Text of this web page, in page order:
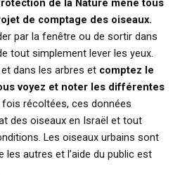
de la Nature mène tous
de comptage des oiseaux.
par la fenêtre ou de sortir dans
tout simplement lever les yeux.
dans les arbres et comptez le
voyez et noter les différentes
fois récoltées, ces données
des oiseaux en Israël et tout
Les oiseaux urbains sont
autres et l’aide du public est